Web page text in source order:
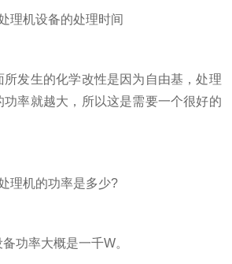
机设备的处理时间
发生的化学改性是因为自由基，处理
功率就越大，所以这是需要一个很好的
机的功率是多少?
率大概是一千W。